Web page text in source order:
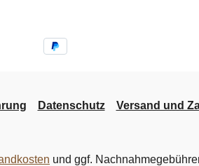
Datenschutz Versand und
und ggf.